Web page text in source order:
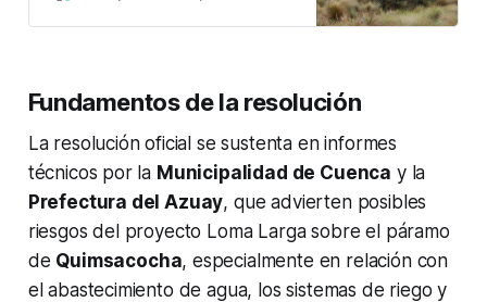
Fundamentos de la resolución
La resolución oficial se sustenta en informes
técnicos por la Municipalidad de Cuenca y la
Prefectura del Azuay, que advierten posibles
riesgos del proyecto Loma Larga sobre el páramo
de Quimsacocha, especialmente en relación con
el abastecimiento de agua, los sistemas de riego y